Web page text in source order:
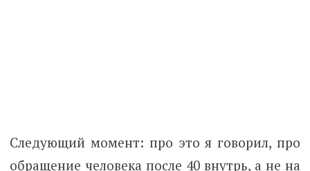
Следующий момент: про это я говорил, про
обращение человека после 40 внутрь, а не на